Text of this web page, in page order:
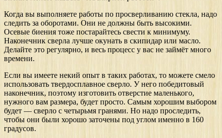
Когда вы выполняете работы по просверливанию стекла, надо
следить за оборотами. Они не должны быть высокими.
Осевые биения тоже постарайтесь свести к минимуму.
Наконечник сверла лучше окунать в скипидар или масло.
Делайте это регулярно, и весь процесс у вас не займёт много
времени.
Если вы имеете некий опыт в таких работах, то можете смело
использовать твердосплавное сверло. У него победитовый
наконечник, поэтому изготовить отверстие маленького,
нужного вам размера, будет просто. Самым хорошим выбором
будет — сверло с четырьмя гранями. Но надо проследить,
чтобы они были хорошо заточены под углом именно в 160
градусов.